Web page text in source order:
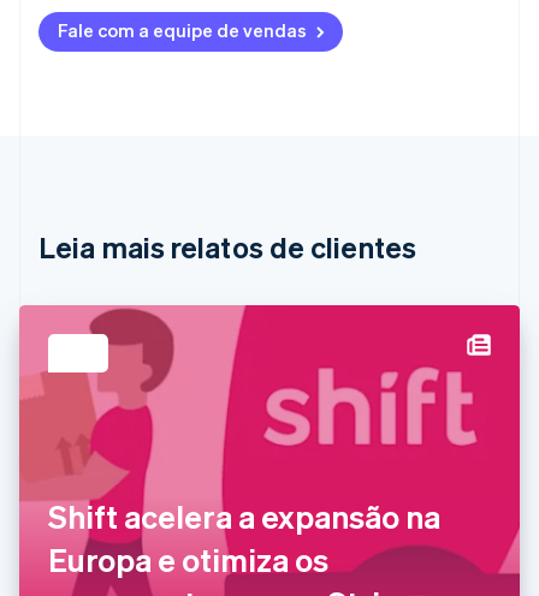
Fale com a equipe de vendas
Leia mais relatos de clientes
Shift acelera a expansão na
Europa e otimiza os
DeutschEnglish
Austrália
Bulgária
English Français
China continental
简体中文 English
Chipre
English
Croácia
English Italiano
Dinamarca
English
Emirados Árabes Unidos
English
Eslováquia